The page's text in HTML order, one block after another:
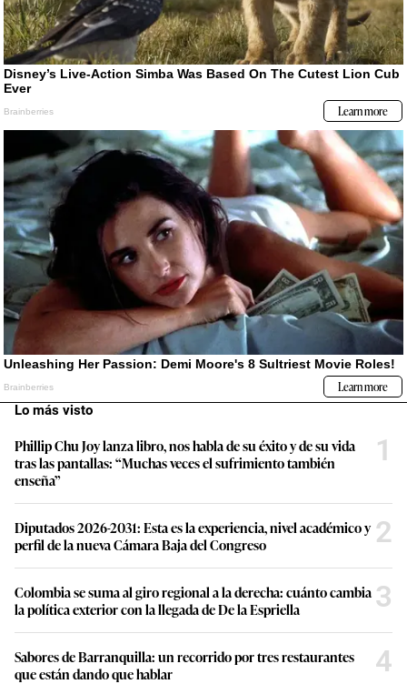
Lo más visto
Phillip Chu Joy lanza libro, nos habla de su éxito y de su vida
tras las pantallas: “Muchas veces el sufrimiento también
enseña”
1
Diputados 2026-2031: Esta es la experiencia, nivel académico y
perfil de la nueva Cámara Baja del Congreso
2
Colombia se suma al giro regional a la derecha: cuánto cambia
la política exterior con la llegada de De la Espriella
3
Sabores de Barranquilla: un recorrido por tres restaurantes
que están dando que hablar
4